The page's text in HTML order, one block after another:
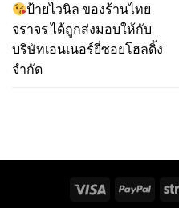
ป้ายไวนิล ของร้านไทย
จราจร ได้ถูกส่งมอบให้กับ
บริษัทเอนเนอร์ยี่ซอยโฮลดิ้ง
จำกัด